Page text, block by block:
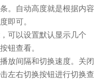
。自动高度就是根据内容
即可。
可以设置默认显示几个
钮查看。
放间隔和切换速度。关闭
左右切换按钮进行切换查